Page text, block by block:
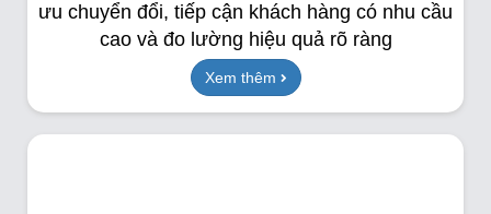
ưu chuyển đổi, tiếp cận khách hàng có nhu cầu
cao và đo lường hiệu quả rõ ràng
Xem thêm